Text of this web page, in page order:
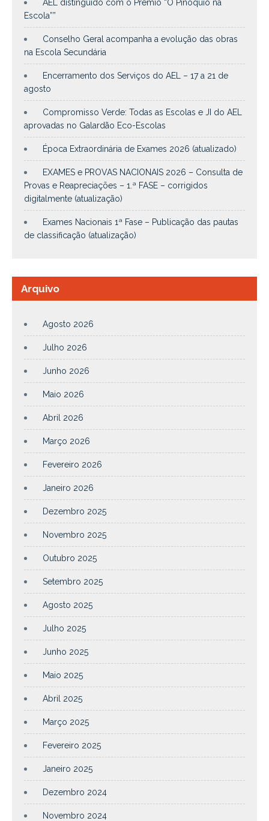
AEL distinguido com o Prémio “O Pinóquio na
Escola””
Conselho Geral acompanha a evolução das obras
na Escola Secundária
Encerramento dos Serviços do AEL – 17 a 21 de
agosto
Compromisso Verde: Todas as Escolas e JI do AEL
aprovadas no Galardão Eco-Escolas
Época Extraordinária de Exames 2026 (atualizado)
EXAMES e PROVAS NACIONAIS 2026 – Consulta de
Provas e Reapreciações – 1.ª FASE – corrigidos
digitalmente (atualização)
Exames Nacionais 1ª Fase – Publicação das pautas
de classificação (atualização)
Arquivo
Agosto 2026
Julho 2026
Junho 2026
Maio 2026
Abril 2026
Março 2026
Fevereiro 2026
Janeiro 2026
Dezembro 2025
Novembro 2025
Outubro 2025
Setembro 2025
Agosto 2025
Julho 2025
Junho 2025
Maio 2025
Abril 2025
Março 2025
Fevereiro 2025
Janeiro 2025
Dezembro 2024
Novembro 2024